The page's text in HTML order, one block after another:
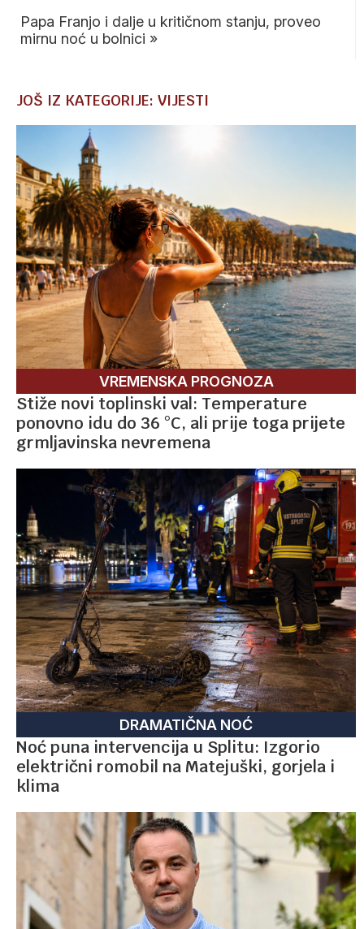
Papa Franjo i dalje u kritičnom stanju, proveo
mirnu noć u bolnici »
JOŠ IZ KATEGORIJE: VIJESTI
VREMENSKA PROGNOZA
Stiže novi toplinski val: Temperature
ponovno idu do 36 °C, ali prije toga prijete
grmljavinska nevremena
DRAMATIČNA NOĆ
Noć puna intervencija u Splitu: Izgorio
električni romobil na Matejuški, gorjela i
klima